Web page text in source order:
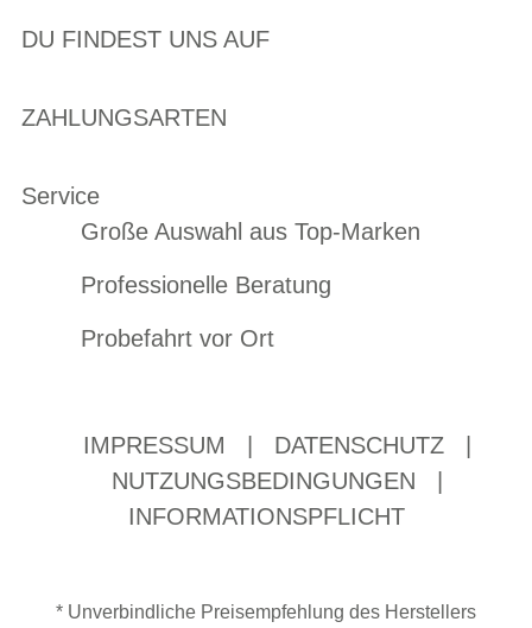
DU FINDEST UNS AUF
ZAHLUNGSARTEN
Service
Große Auswahl aus Top-Marken
Professionelle Beratung
Probefahrt vor Ort
IMPRESSUM DATENSCHUTZ
NUTZUNGSBEDINGUNGEN
INFORMATIONSPFLICHT
* Unverbindliche Preisempfehlung des Herstellers